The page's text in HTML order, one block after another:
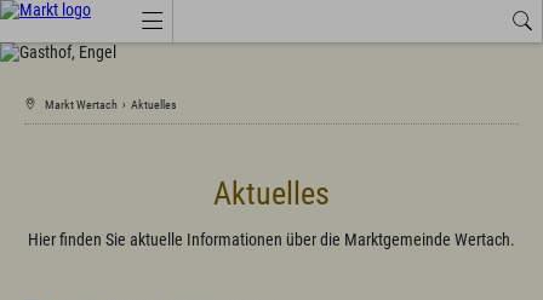
Job-Angebote
Tourismus Wertach
Amtliche Bekanntmachungen
Markt Wertach › Aktuelles
Aktuelles
Hier finden Sie aktuelle Informationen über die Marktgemeinde Wertach.